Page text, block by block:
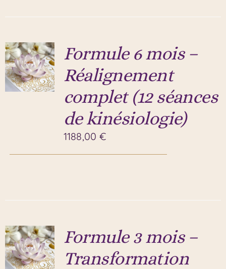
Formule 6 mois –
Réalignement
complet (12 séances
de kinésiologie)
1188,00 €
Formule 3 mois –
Transformation